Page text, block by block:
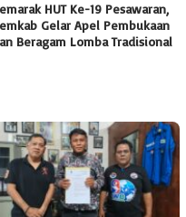
HUT Ke-19 Pesawaran,
Gelar Apel Pembukaan
Beragam Lomba Tradisional